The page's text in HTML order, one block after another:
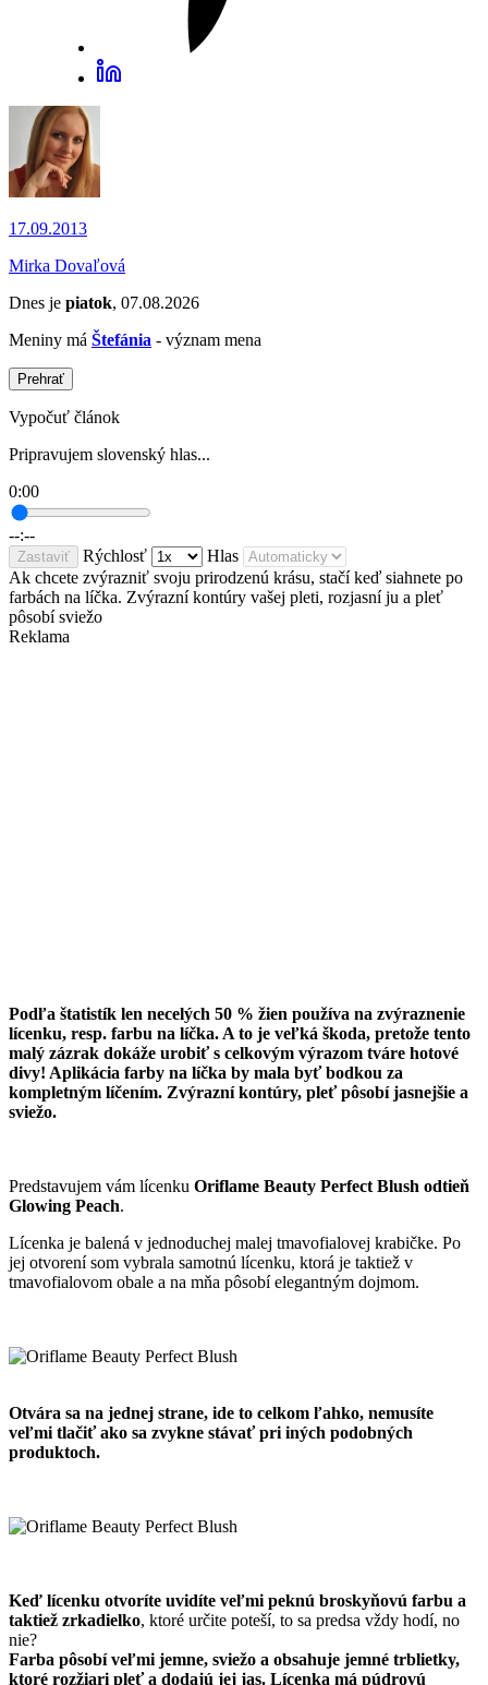
17.09.2013
Mirka Dovaľová
Dnes je piatok, 07.08.2026
Meniny má Štefánia - význam mena
Prehrať
Vypočuť článok
Pripravujem slovenský hlas...
0:00
--:--
Zastaviť Rýchlosť
Hlas
Ak chcete zvýrazniť svoju prirodzenú krásu, stačí keď siahnete po
farbách na líčka. Zvýrazní kontúry vašej pleti, rozjasní ju a pleť
pôsobí sviežo
Reklama
Podľa štatistík len necelých 50 % žien používa na zvýraznenie
lícenku, resp. farbu na líčka. A to je veľká škoda, pretože tento
malý zázrak dokáže urobiť s celkovým výrazom tváre hotové
divy! Aplikácia farby na líčka by mala byť bodkou za
kompletným líčením. Zvýrazní kontúry, pleť pôsobí jasnejšie a
sviežo.
Predstavujem vám lícenku Oriflame Beauty Perfect Blush odtieň
Glowing Peach.
Lícenka je balená v jednoduchej malej tmavofialovej krabičke. Po
jej otvorení som vybrala samotnú lícenku, ktorá je taktiež v
tmavofialovom obale a na mňa pôsobí elegantným dojmom.
Otvára sa na jednej strane, ide to celkom ľahko, nemusíte
veľmi tlačiť ako sa zvykne stávať pri iných podobných
produktoch.
Keď lícenku otvoríte uvidíte veľmi peknú broskyňovú farbu a
taktiež zrkadielko, ktoré určite poteší, to sa predsa vždy hodí, no
nie?
Farba pôsobí veľmi jemne, sviežo a obsahuje jemné trblietky,
ktoré rozžiari pleť a dodajú jej jas. Lícenka má púdrovú